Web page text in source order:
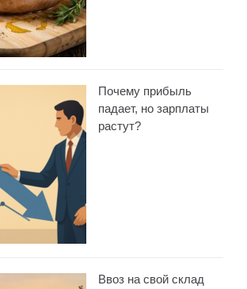
Почему прибыль
падает, но зарплаты
растут?
Ввоз на свой склад